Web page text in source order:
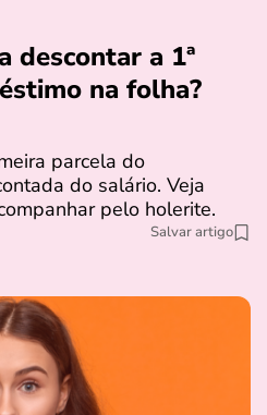
descontar a 1ª
na folha?
parcela do
do salário. Veja
pelo holerite.
Salvar artigo